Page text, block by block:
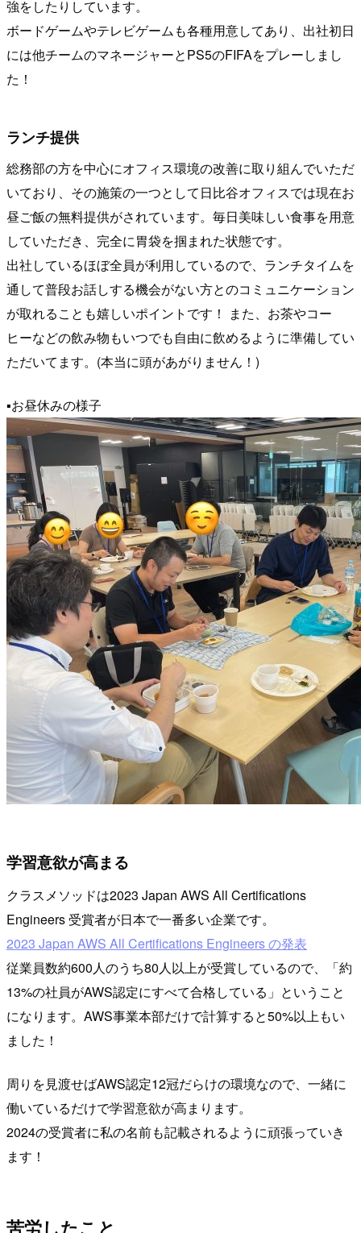
強をしたりしています。
ボードゲームやテレビゲームも各種用意してあり、出社初日
には他チームのマネージャーとPS5のFIFAをプレーしまし
た！
ランチ提供
総務部の方を中心にオフィス環境の改善に取り組んでいただ
いており、その施策の一つとして日比谷オフィスでは現在お
昼ご飯の無料提供がされています。毎日美味しい食事を用意
していただき、完全に胃袋を掴まれた状態です。
出社しているほぼ全員が利用しているので、ランチタイムを
通して普段お話しする機会がない方とのコミュニケーション
が取れることも嬉しいポイントです！ また、お茶やコー
ヒーなどの飲み物もいつでも自由に飲めるように準備してい
ただいてます。(本当に頭があがりません！)
▪️お昼休みの様子
学習意欲が高まる
クラスメソッドは2023 Japan AWS All Certifications
Engineers 受賞者が日本で一番多い企業です。
2023 Japan AWS All Certifications Engineers の発表
従業員数約600人のうち80人以上が受賞しているので、「約
13%の社員がAWS認定にすべて合格している」ということ
になります。AWS事業本部だけで計算すると50%以上もい
ました！
周りを見渡せばAWS認定12冠だらけの環境なので、一緒に
働いているだけで学習意欲が高まります。
2024の受賞者に私の名前も記載されるように頑張っていき
ます！
苦労したこと